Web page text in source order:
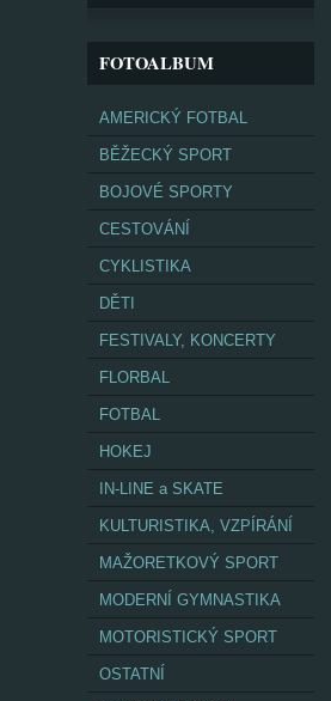
FOTOALBUM
AMERICKÝ FOTBAL
BĚŽECKÝ SPORT
BOJOVÉ SPORTY
CESTOVÁNÍ
CYKLISTIKA
DĚTI
FESTIVALY, KONCERTY
FLORBAL
FOTBAL
HOKEJ
IN-LINE a SKATE
KULTURISTIKA, VZPÍRÁNÍ
MAŽORETKOVÝ SPORT
MODERNÍ GYMNASTIKA
MOTORISTICKÝ SPORT
OSTATNÍ